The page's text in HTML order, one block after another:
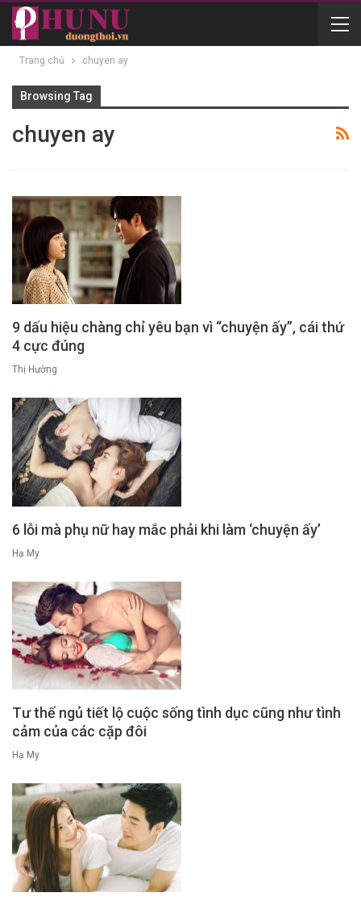
Trang chủ chuyen ay
Browsing Tag
chuyen ay
9 dấu hiệu chàng chỉ yêu bạn vì “chuyện ấy”, cái thứ
4 cực đúng
Thị Hường
6 lỗi mà phụ nữ hay mắc phải khi làm ‘chuyện ấy’
Hạ My
Tư thế ngủ tiết lộ cuộc sống tình dục cũng như tình
cảm của các cặp đôi
Hạ My